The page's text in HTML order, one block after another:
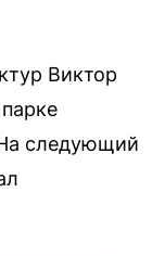
Виктор
следующий